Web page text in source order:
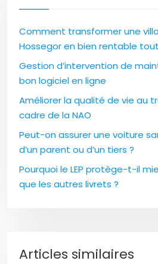
Comment transformer une
Hossegor en bien rentable
Gestion d’intervention de
bon logiciel en ligne
Améliorer la qualité de vie au
cadre de la NAO
Peut-on assurer une voiture
d’un parent ou d’un tiers ?
Pourquoi le LEP protège-t-il
que les autres livrets ?
Articles similaires